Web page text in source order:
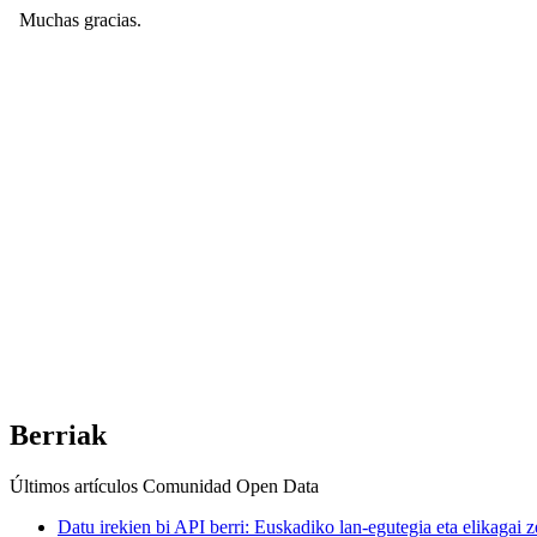
Berriak
Últimos artículos Comunidad Open Data
Datu irekien bi API berri: Euskadiko lan-egutegia eta elikagai